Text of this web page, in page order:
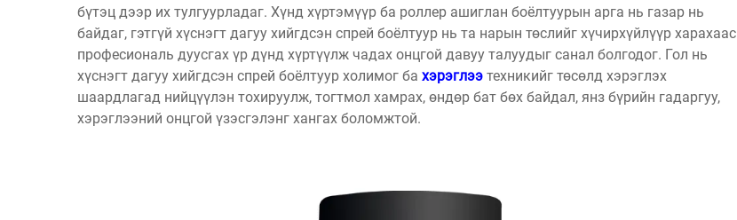
бүтэц дээр их тулгуурладаг. Хүнд хүртэмүүр ба роллер ашиглан боёлтуурын арга нь газар нь
байдаг, гэтгүй хүснэгт дагуу хийгдсэн спрей боёлтуур нь та нарын төслийг хүчирхүйлүүр харахаас
професиональ дуусгах үр дүнд хүртүүлж чадах онцгой давуу талуудыг санал болгодог. Гол нь
хүснэгт дагуу хийгдсэн спрей боёлтуур холимог ба хэрэглээ техникийг төсөлд хэрэглэх
шаардлагад нийцүүлэн тохируулж, тогтмол хамрах, өндөр бат бөх байдал, янз бүрийн гадаргуу,
хэрэглээний онцгой үзэсгэлэнг хангах боломжтой.